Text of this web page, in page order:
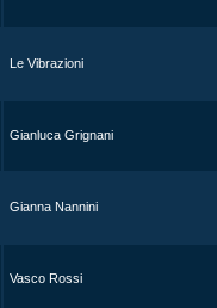
Le Vibrazioni
Gianluca Grignani
Gianna Nannini
Vasco Rossi